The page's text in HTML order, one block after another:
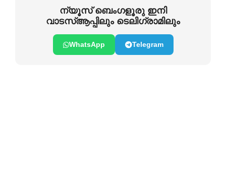
ന്യൂസ് ബെംഗളൂരു ഇനി
വാടസ്ആപ്പിലും ടെലിഗ്രാമിലും
WhatsApp Telegram